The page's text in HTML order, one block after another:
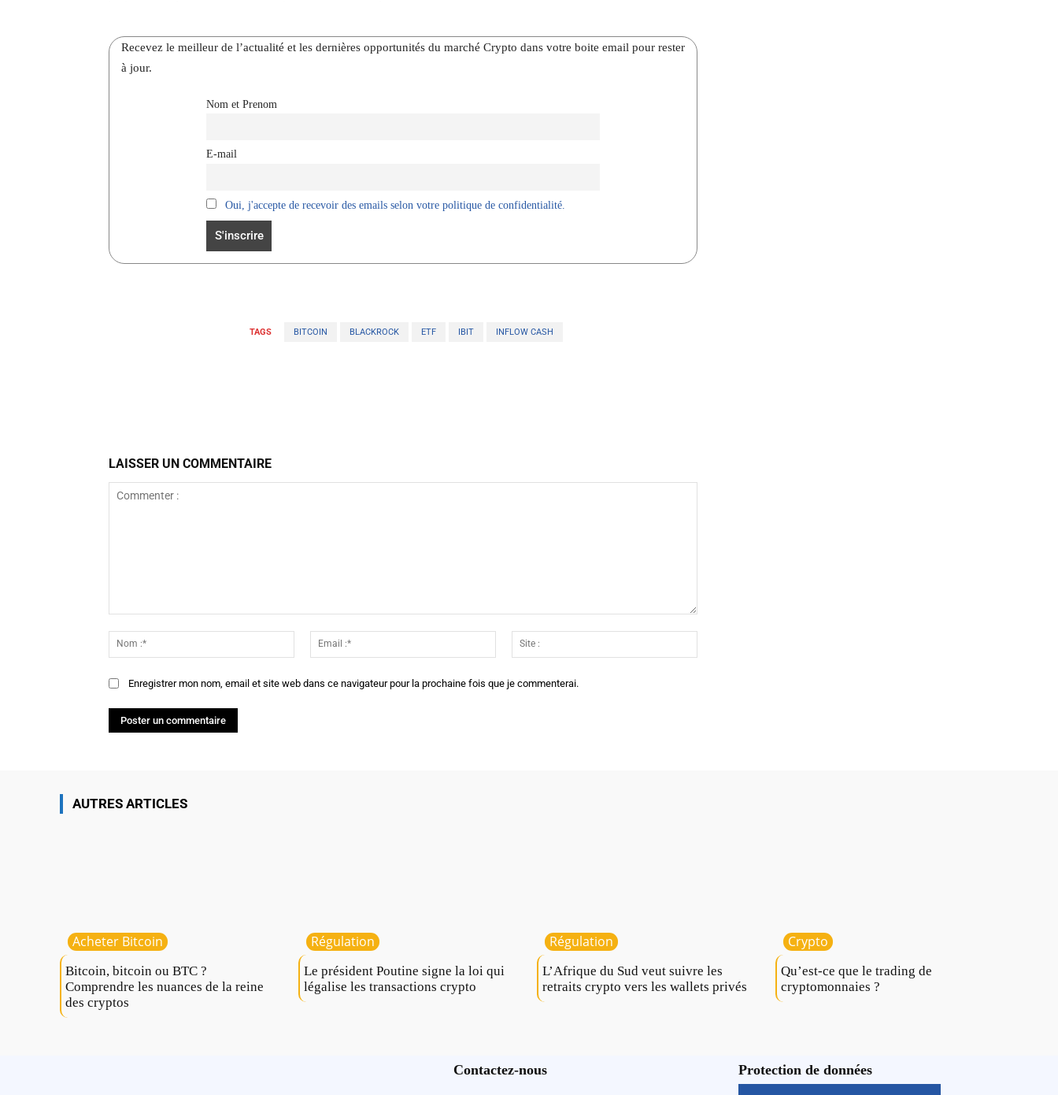
Recevez le meilleur de l’actualité et les dernières opportunités du marché Crypto dans votre boite email pour rester
à jour.
Nom et Prenom
E-mail
Oui, j'accepte de recevoir des emails selon votre politique de confidentialité.
TAGS BITCOIN BLACKROCK ETF IBIT INFLOW CASH
LAISSER UN COMMENTAIRE
:*
Email
:*
:
Enregistrer mon nom, email et site web dans ce navigateur pour la prochaine fois que je commenterai.
AUTRES ARTICLES
Acheter Bitcoin
Bitcoin, bitcoin ou BTC ?
Comprendre les nuances de la reine
des cryptos
Régulation
Le président Poutine signe la loi qui
légalise les transactions crypto
Régulation
L’Afrique du Sud veut suivre les
retraits crypto vers les wallets privés
Crypto
Qu’est-ce que le trading de
cryptomonnaies ?
Contactez-nous Protection de données